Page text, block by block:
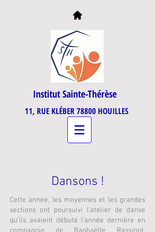
Institut Sainte-Thérèse
11, RUE KLÉBER 78800 HOUILLES
Dansons !
Cette année, les moyennes et les grandes
sections ont poursuivi l’atelier de danse
qu’ils avaient débuté l‘année dernière en